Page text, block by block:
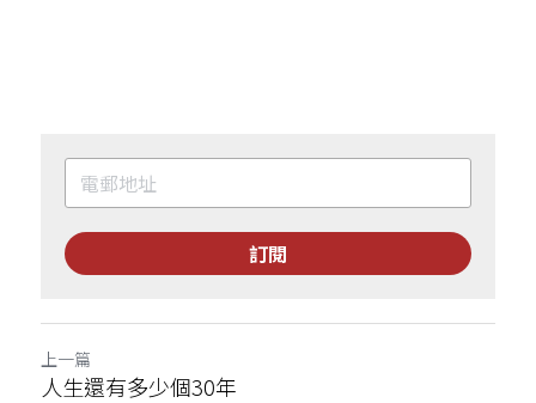
訂閱
上一篇
人生還有多少個30年